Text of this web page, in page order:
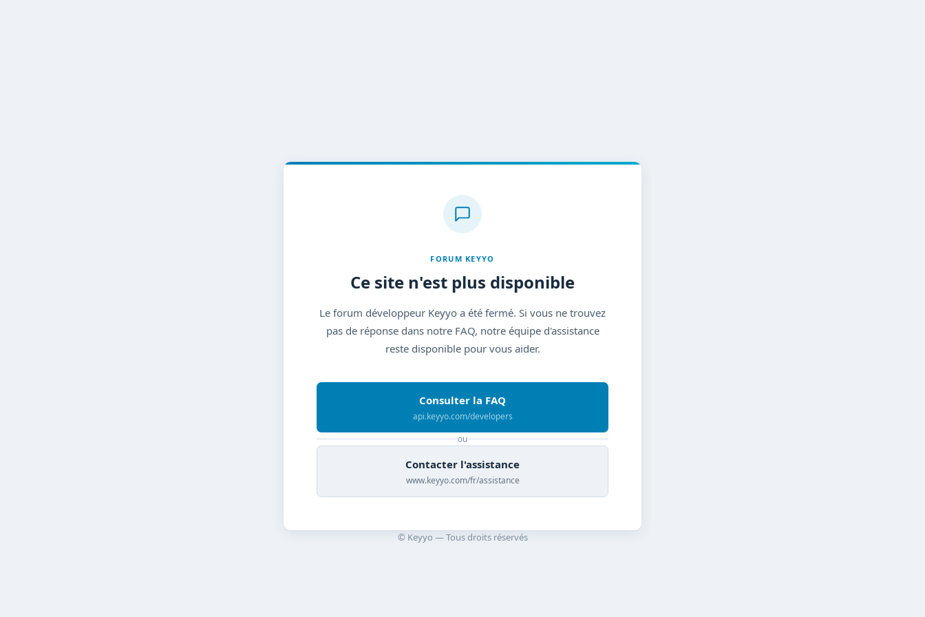
FORUM KEYYO
Ce site n'est plus disponible
Le forum développeur Keyyo a été fermé. Si vous ne trouvez
pas de réponse dans notre FAQ, notre équipe d'assistance
reste disponible pour vous aider.
Consulter la FAQ
api.keyyo.com/developers
ou
Contacter l'assistance
www.keyyo.com/fr/assistance
© Keyyo — Tous droits réservés